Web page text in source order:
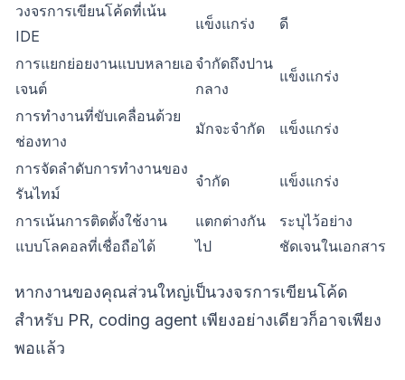
วงจรการเขียนโค้ดที่เน้น
IDE
แข็งแกร่ง ดี
การแยกย่อยงานแบบหลายเอ
เจนต์
จำกัดถึงปาน
กลาง
แข็งแกร่ง
การทำงานที่ขับเคลื่อนด้วย
ช่องทาง
มักจะจำกัด แข็งแกร่ง
การจัดลำดับการทำงานของ
รันไทม์
จำกัด แข็งแกร่ง
การเน้นการติดตั้งใช้งาน
แบบโลคอลที่เชื่อถือได้
แตกต่างกัน
ไป
ระบุไว้อย่าง
ชัดเจนในเอกสาร
หากงานของคุณส่วนใหญ่เป็นวงจรการเขียนโค้ด
สำหรับ PR, coding agent เพียงอย่างเดียวก็อาจเพียง
พอแล้ว